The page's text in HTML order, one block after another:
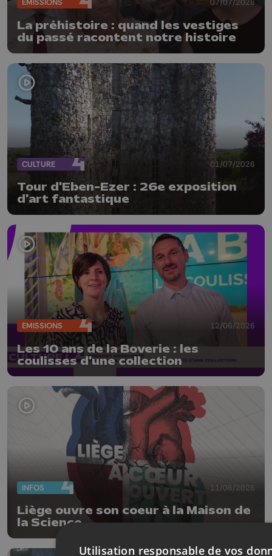
ÉMISSIONS 07/07/2026
La préhistoire : quand les vestiges
du passé racontent notre histoire
CULTURE 01/07/2026
Tour d'Eben-Ezer : 26e exposition
d'art fantastique
ÉMISSIONS 12/06/2026
Les 10 ans de la Boverie : les
coulisses d'une collection
INFOS 11/06/2026
Liège ouvre son coeur à la Maison de
la Science
Utilisation responsable de vos